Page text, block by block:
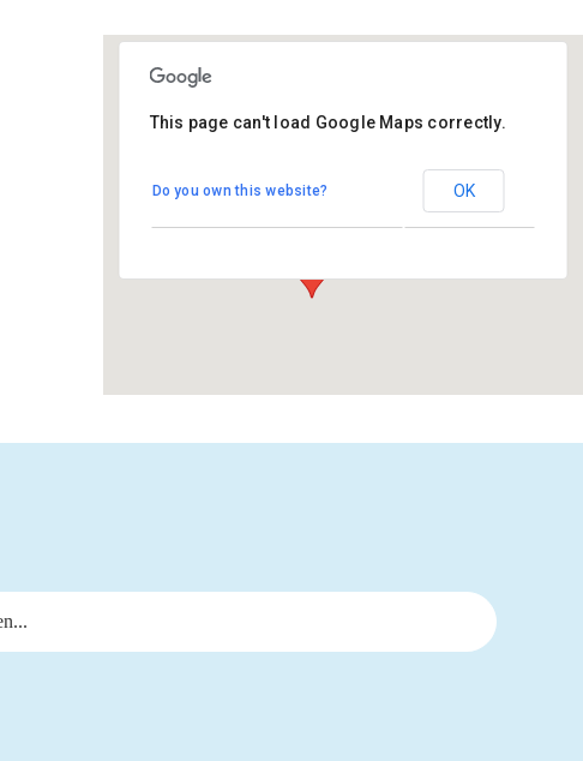
De Regenboog - Bemmel
Bloemenstraat 2 - Bemmel
This page can't load Google Maps correctly.
Do you own this website? OK